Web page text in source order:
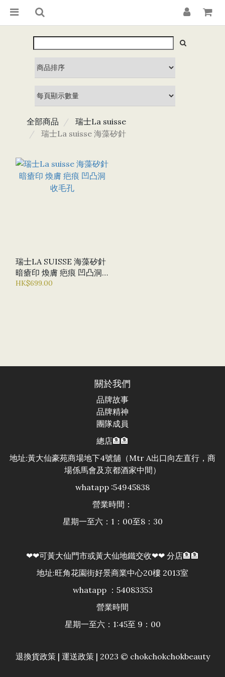
全部商品
瑞士La suisse
瑞士La suisse 海藻矽針
瑞士LA SUISSE 海藻矽針
暗瘡印 煥膚 疤痕 凹凸洞
收毛孔
HK$699.00
關於我們
品牌故事
品牌精神
團隊成員
總店🏦🏦
地址:黃大仙豪苑商場地下4號舖（Mtr A出口向左直行，商
場係馬會及京都酒家中間）
whatapp :54945838
營業時間：
星期一至六：1：00至8：30
❤❤可黃大仙門市或黃大仙地鐵交收❤❤ 分店🏦🏦
地址:旺角花園街好景商業中心20樓 2013室
whatapp ：54083353
營業時間
星期一至六：1:45至 9：00
退換貨政策| 運送政策| 2023 © chokchokchokbeauty